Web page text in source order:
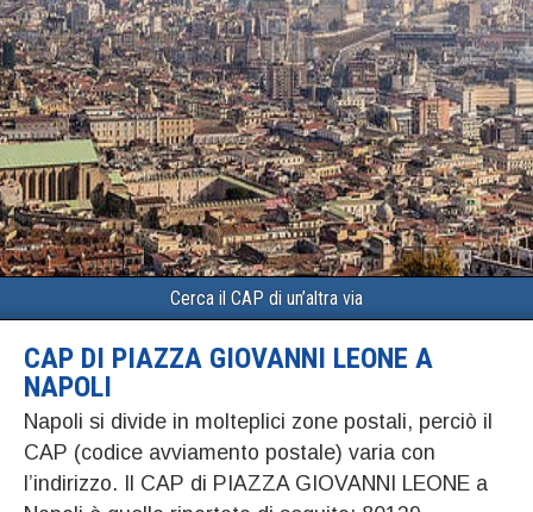
Cerca il CAP di un’altra via
CAP DI PIAZZA GIOVANNI LEONE A
NAPOLI
Napoli si divide in molteplici zone postali, perciò il
CAP (codice avviamento postale) varia con
l’indirizzo. Il CAP di PIAZZA GIOVANNI LEONE a